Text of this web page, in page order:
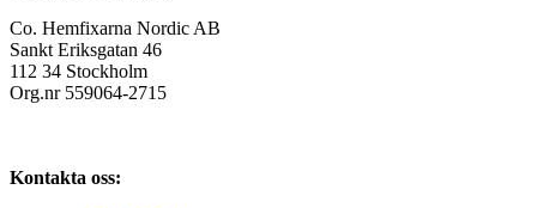
Co. Hemfixarna Nordic AB
Sankt Eriksgatan 46
112 34 Stockholm
Org.nr 559064-2715
Kontakta oss: